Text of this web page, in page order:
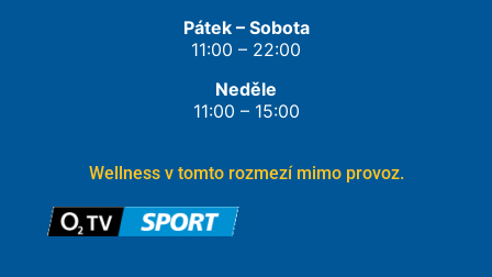
Pátek – Sobota
11:00 – 22:00
Neděle
11:00 – 15:00
Wellness v tomto rozmezí mimo provoz.